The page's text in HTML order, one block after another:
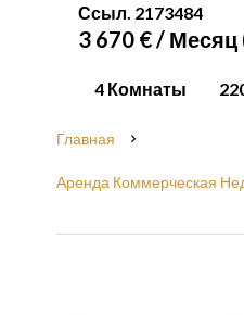
Ссыл. 2173484
3 670 € /
4 Комнаты
Главная
Аренда Коммерческая